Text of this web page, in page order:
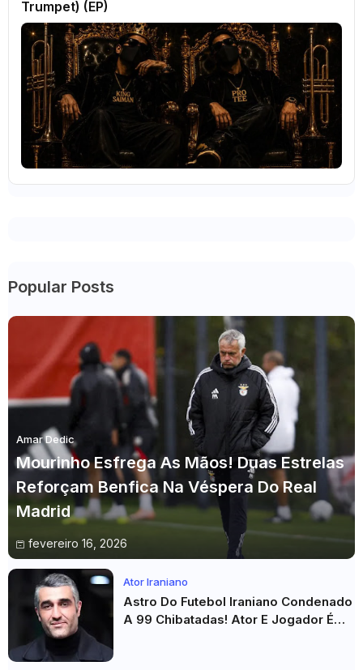
Trumpet) (EP)
Popular Posts
Amar Dedic
Mourinho Esfrega As Mãos! Duas Estrelas
Reforçam Benfica Na Véspera Do Real
Madrid
fevereiro 16, 2026
Ator Iraniano
Astro Do Futebol Iraniano Condenado
A 99 Chibatadas! Ator E Jogador É